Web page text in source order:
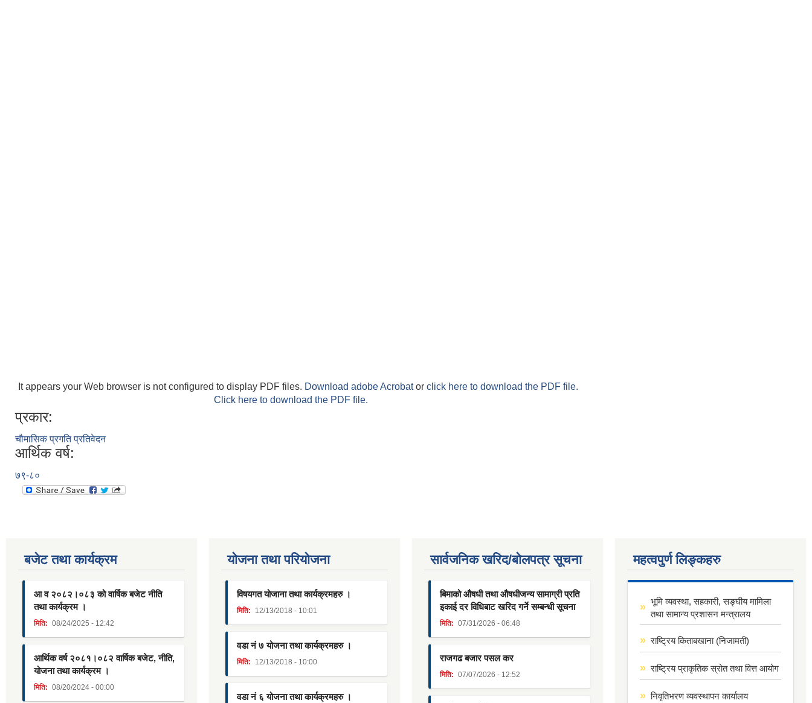
It appears your Web browser is not configured to display PDF files. Download adobe Acrobator click here to download the PDF file.
Click here to download the PDF file.
प्रकार:
चौमासिक प्रगति प्रतिवेदन
आर्थिक वर्ष:
७९-८०
बजेट तथा कार्यक्रम
आ व २०८२।०८३ को वार्षिक बजेट नीति
तथा कार्यक्रम ।
मिति: 08/24/2025 - 12:42
आर्थिक वर्ष २०८१।०८२ वार्षिक बजेट, नीति,
योजना तथा कार्यक्रम ।
मिति: 08/20/2024 - 00:00
याेजना तथा परियाेजना
विषयगत योजाना तथा कार्यक्रमहरु ।
मिति: 12/13/2018 - 10:01
वडा नं ७ योजना तथा कार्यक्रमहरु ।
मिति: 12/13/2018 - 10:00
वडा नं ६ योजना तथा कार्यक्रमहरु ।
सार्वजनिक खरिद/बोलपत्र सूचना
बिमाको औषधी तथा औषधीजन्य सामाग्री प्रति
इकाई दर विधिबाट खरिद गर्ने सम्बन्धी सूचना
मिति: 07/31/2026 - 06:48
राजगढ बजार पसल कर
मिति: 07/07/2026 - 12:52
महत्वपुर्ण लिङ्कहरु
भूमि व्यवस्था, सहकारी, सङ्घीय मामिला
तथा सामान्य प्रशासन मन्त्रालय
राष्ट्रिय किताबखाना (निजामती)
राष्ट्रिय प्राकृतिक स्रोत तथा वित्त आयोग
निवृतिभरण व्यवस्थापन कार्यालय